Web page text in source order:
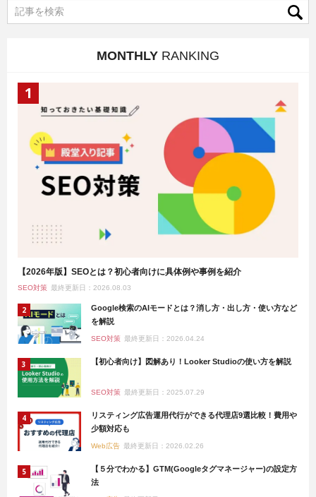
MONTHLY RANKING
【2026年版】SEOとは？初心者向けに具体例や事例を紹介
SEO対策 最終更新日：2026.08.03
Google検索のAIモードとは？消し方・出し方・使い方など
を解説
SEO対策 最終更新日：2026.04.24
【初心者向け】図解あり！Looker Studioの使い方を解説
SEO対策 最終更新日：2025.07.29
リスティング広告運用代行ができる代理店9選比較！費用や
少額対応も
Web広告 最終更新日：2026.02.26
【５分でわかる】GTM(Googleタグマネージャー)の設定方
法